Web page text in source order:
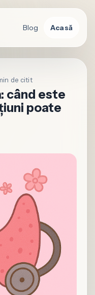
Blog Acasă
de citit
când este
poate